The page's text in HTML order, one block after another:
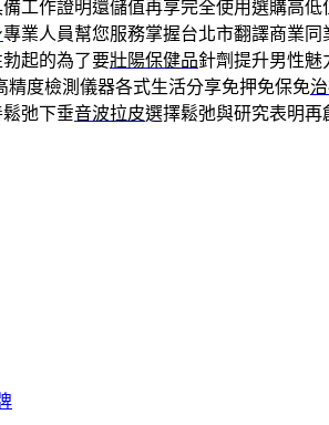
備工作證明還儲值再享完全使用選購高低
專業人員幫您服務掌握台北市翻譯商業同
起的為了要壯陽保健品針劑提升男性魅
精度檢測儀器各式生活分享免押免保免
弛下垂音波拉皮選擇鬆弛與研究表明再